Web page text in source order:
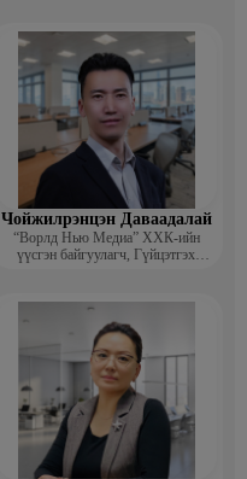
Чойжилрэнцэн Даваадалай
“Ворлд Нью Медиа” ХХК-ийн
үүсгэн байгуулагч, Гүйцэтгэх